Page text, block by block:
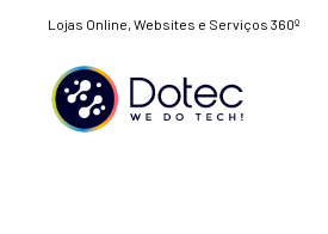
Lojas Online, Websites e Serviços 360º